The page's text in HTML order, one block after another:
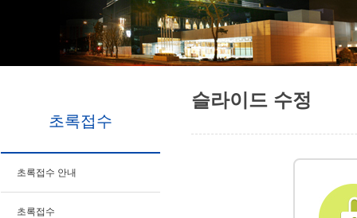
초록접수
초록접수 안내
초록접수
슬라이드 수정